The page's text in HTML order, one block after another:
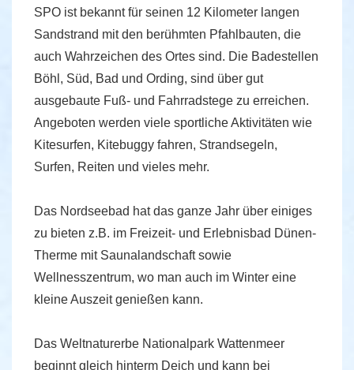
SPO ist bekannt für seinen 12 Kilometer langen
Sandstrand mit den berühmten Pfahlbauten, die
auch Wahrzeichen des Ortes sind. Die Badestellen
Böhl, Süd, Bad und Ording, sind über gut
ausgebaute Fuß- und Fahrradstege zu erreichen.
Angeboten werden viele sportliche Aktivitäten wie
Kitesurfen, Kitebuggy fahren, Strandsegeln,
Surfen, Reiten und vieles mehr.
Das Nordseebad hat das ganze Jahr über einiges
zu bieten z.B. im Freizeit- und Erlebnisbad Dünen-
Therme mit Saunalandschaft sowie
Wellnesszentrum, wo man auch im Winter eine
kleine Auszeit genießen kann.
Das Weltnaturerbe Nationalpark Wattenmeer
beginnt gleich hinterm Deich und kann bei